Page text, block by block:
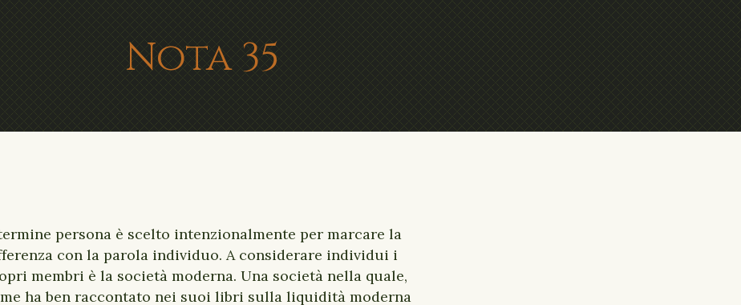
Nota 35
persona è scelto intenzionalmente per marcare la
con la parola individuo. A considerare individui i
membri è la società moderna. Una società nella quale,
ha ben raccontato nei suoi libri sulla liquidità moderna